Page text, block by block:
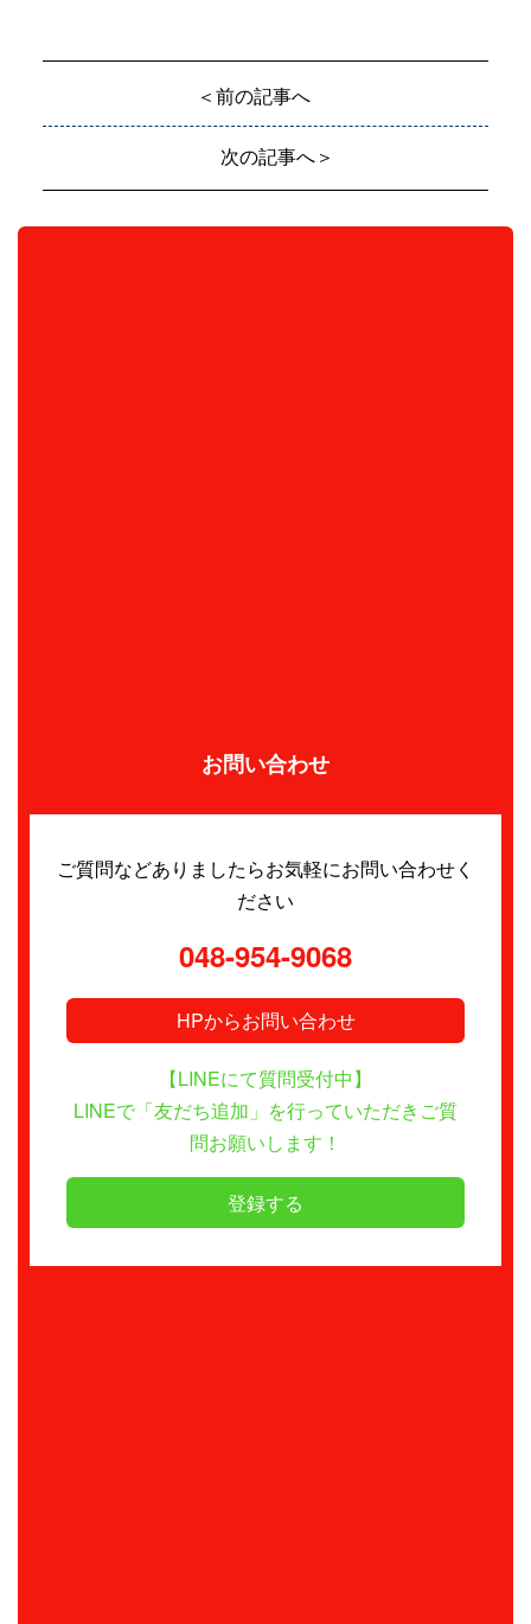
＜前の記事へ
次の記事へ＞
お問い合わせ
ご質問などありましたらお気軽にお問い合わせく
ださい
048-954-9068
HPからお問い合わせ
【LINEにて質問受付中】
LINEで「友だち追加」を行っていただきご質
問お願いします！
登録する